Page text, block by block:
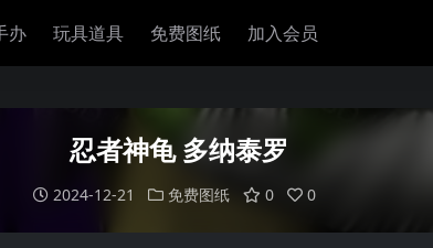
办 玩具道具 免费图纸 加入会员
忍者神龟 多纳泰罗
2024-12-21 免费图纸 0 0